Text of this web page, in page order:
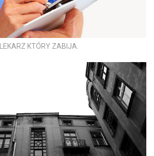
LEKARZ KTÓRY ZABIJA.